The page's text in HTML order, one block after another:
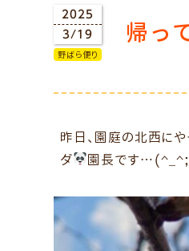
2025
3/19
野ばら便り
帰っ
昨日、園庭の北西に
ダ
園長です